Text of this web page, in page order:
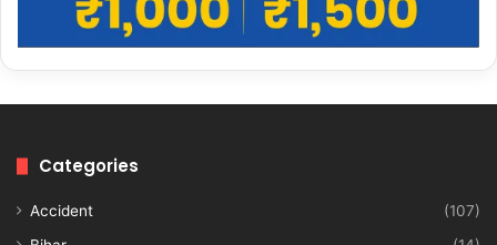
Categories
Accident
(107)